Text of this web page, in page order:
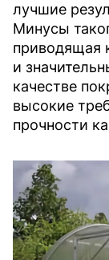
лучшие
Минусы
приводящая
и
качестве
высокие
прочности